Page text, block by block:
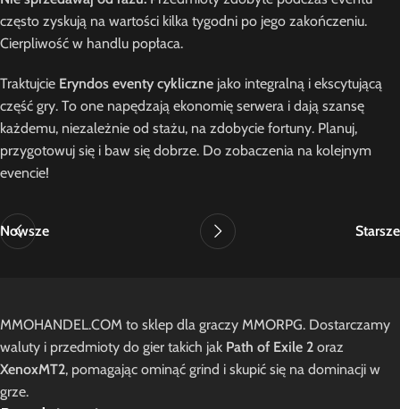
często zyskują na wartości kilka tygodni po jego zakończeniu.
Cierpliwość w handlu popłaca.
Traktujcie Eryndos eventy cykliczne jako integralną i ekscytującą
część gry. To one napędzają ekonomię serwera i dają szansę
każdemu, niezależnie od stażu, na zdobycie fortuny. Planuj,
przygotowuj się i baw się dobrze. Do zobaczenia na kolejnym
evencie!
Nowsze Starsze
MMOHANDEL.COM to sklep dla graczy MMORPG. Dostarczamy
waluty i przedmioty do gier takich jak Path of Exile 2 oraz
XenoxMT2, pomagając ominąć grind i skupić się na dominacji w
grze.